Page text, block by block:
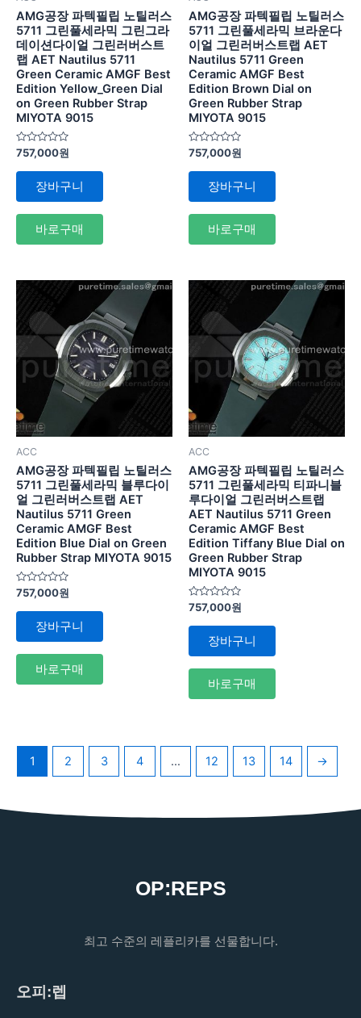
AMG공장 파텍필립 노틸러스
5711 그린풀세라믹 그린그라
데이션다이얼 그린러버스트
랩 AET Nautilus 5711
Green Ceramic AMGF Best
Edition Yellow_Green Dial
on Green Rubber Strap
MIYOTA 9015
5
에
로
가
757,000원
장바구니
바로구매
AMG공장 파텍필립 노틸러스
5711 그린풀세라믹 브라운다
이얼 그린러버스트랩 AET
Nautilus 5711 Green
Ceramic AMGF Best
Edition Brown Dial on
Green Rubber Strap
MIYOTA 9015
5
에
로
가
757,000원
장바구니
바로구매
ACC
AMG공장 파텍필립 노틸러스
5711 그린풀세라믹 블루다이
얼 그린러버스트랩 AET
Nautilus 5711 Green
Ceramic AMGF Best
Edition Blue Dial on Green
Rubber Strap MIYOTA 9015
5
에
로
가
757,000원
장바구니
바로구매
ACC
AMG공장 파텍필립 노틸러스
5711 그린풀세라믹 티파니블
루다이얼 그린러버스트랩
AET Nautilus 5711 Green
Ceramic AMGF Best
Edition Tiffany Blue Dial on
Green Rubber Strap
MIYOTA 9015
5
에
로
가
757,000원
장바구니
바로구매
1 2 3 4 … 12 13 14 →
OP:REPS
최고 수준의 레플리카를 선물합니다.
오피:렙